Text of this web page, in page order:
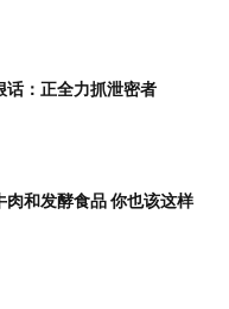
话：正全力抓泄密者
肉和发酵食品 你也该这样